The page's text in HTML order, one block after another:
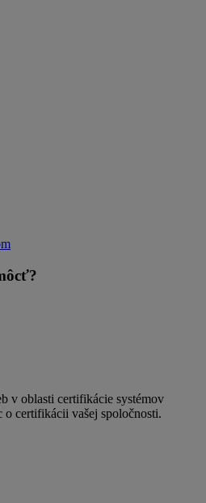
v oblasti certifikácie systémov
o certifikácii vašej spoločnosti.